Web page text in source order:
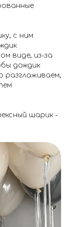
с ним
виде, из-за
дождик
разглаживаем,
шарик -